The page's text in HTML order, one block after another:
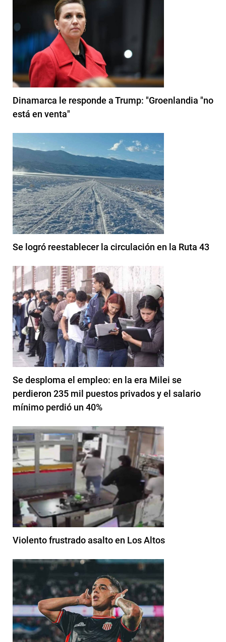
Dinamarca le responde a Trump: "Groenlandia "no
está en venta"
Se logró reestablecer la circulación en la Ruta 43
Se desploma el empleo: en la era Milei se
perdieron 235 mil puestos privados y el salario
mínimo perdió un 40%
Violento frustrado asalto en Los Altos